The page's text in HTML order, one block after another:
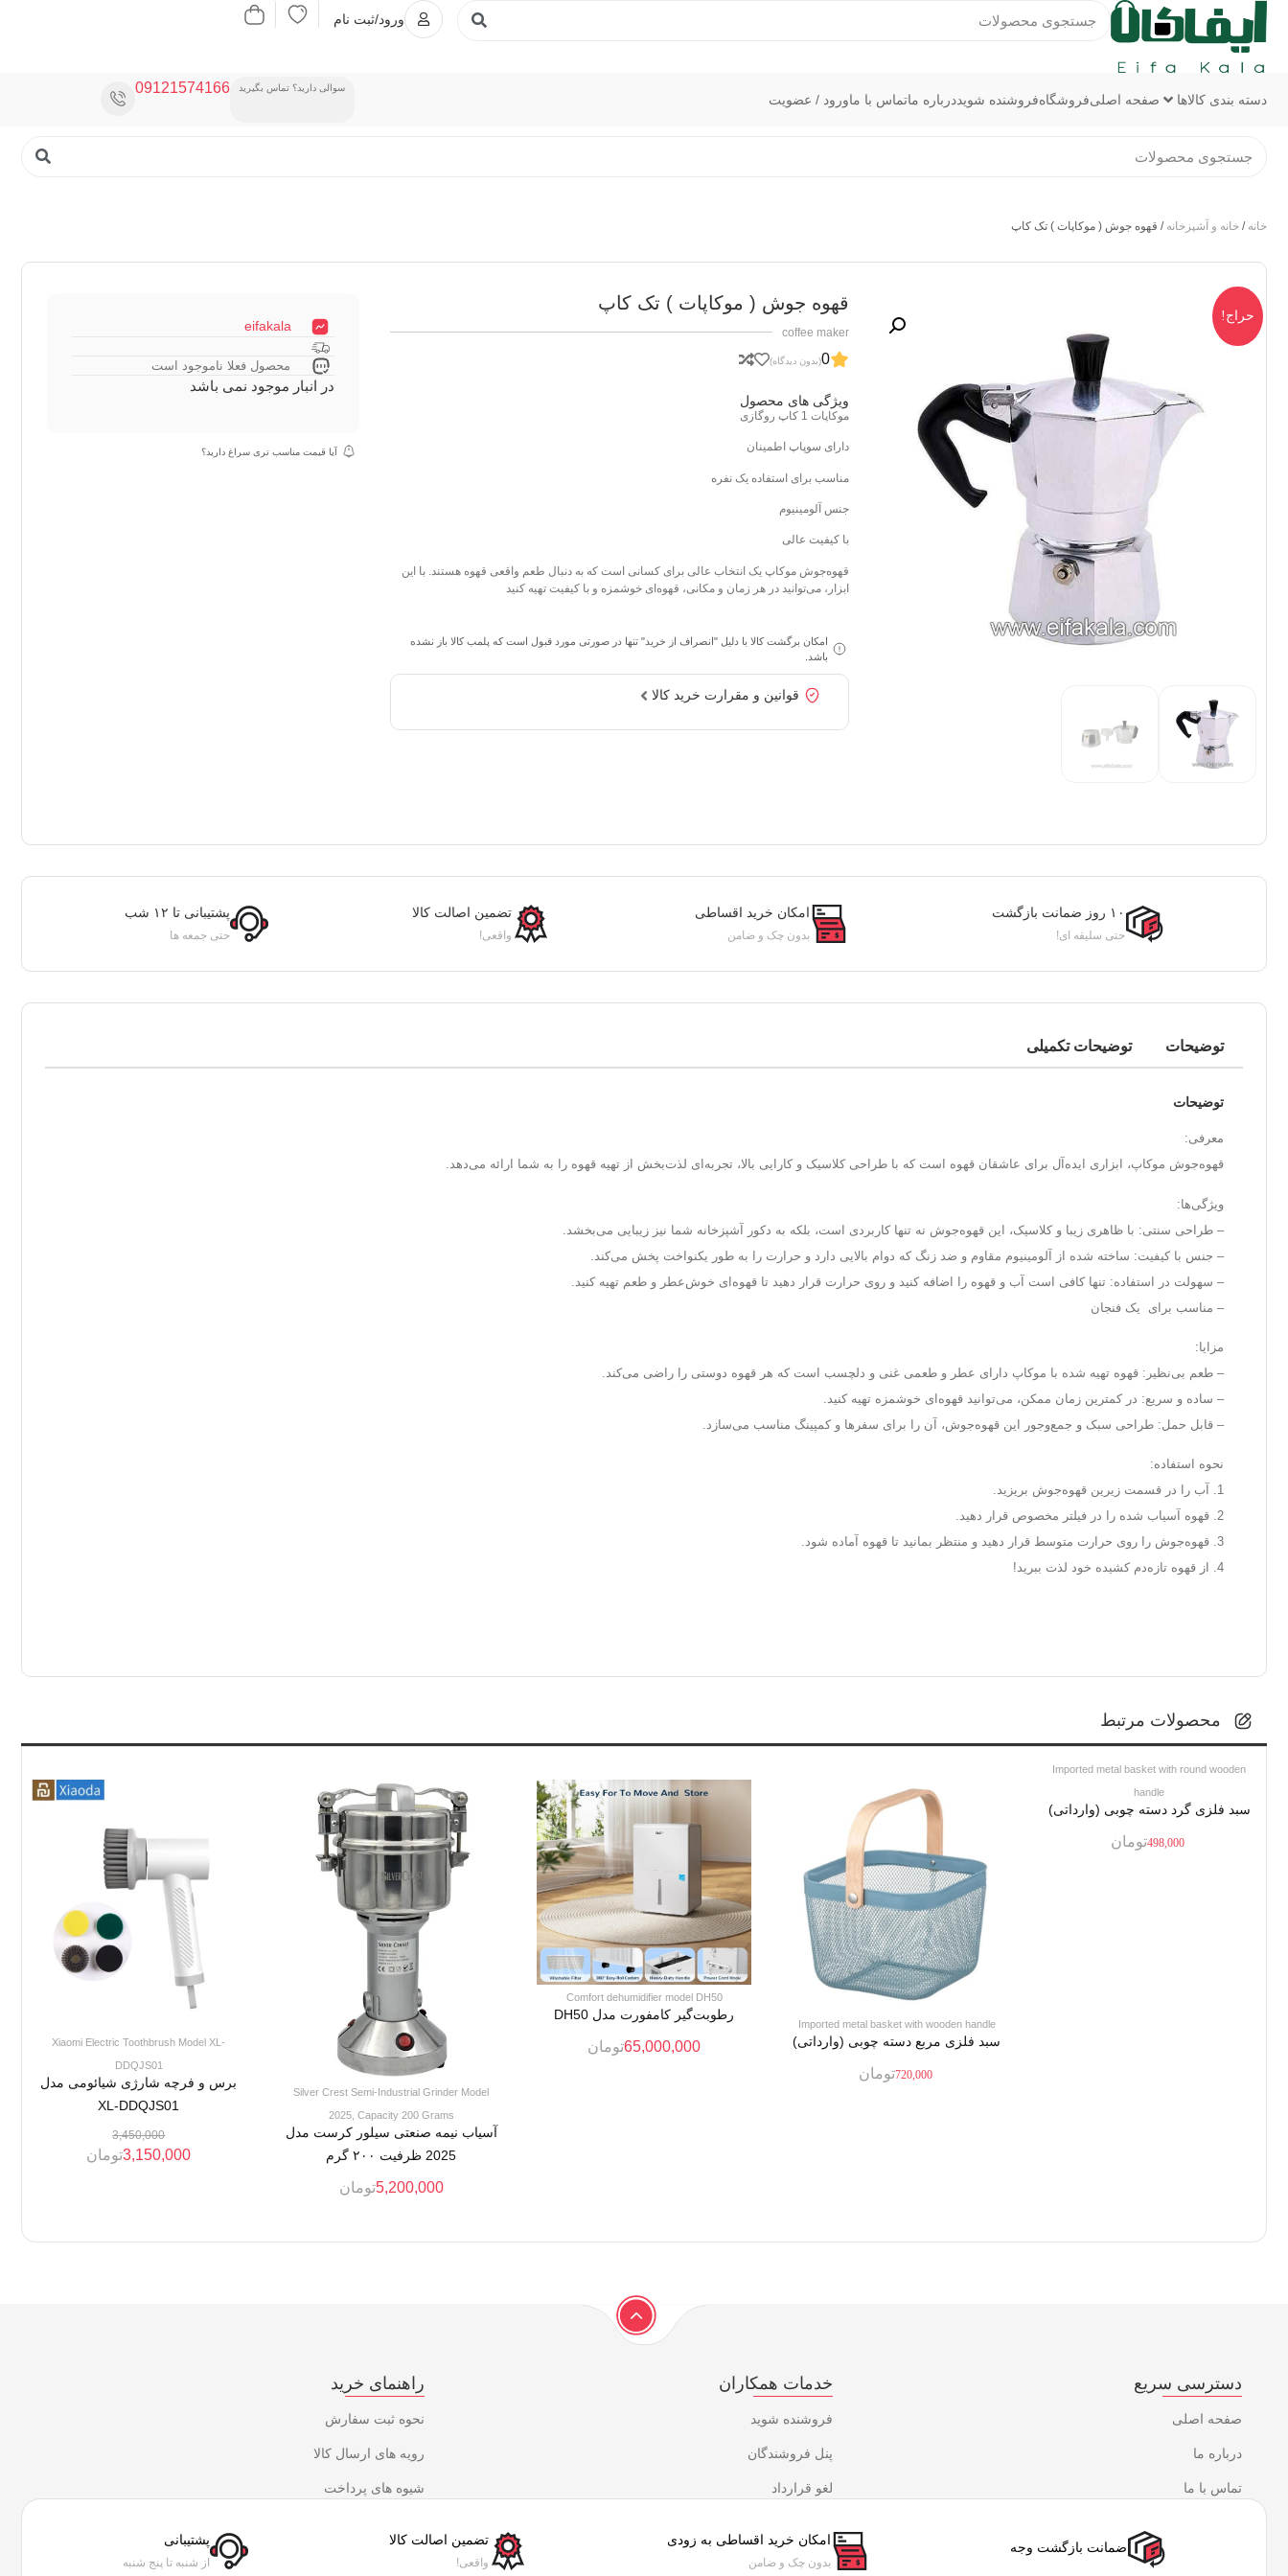
ورود/ثبت نام
دسته بندی کالاها صفحه اصلیفروشگاهفروشنده شویددرباره ماتماس با ماورود / عضویت
سوالی دارید؟ تماس بگیرید 09121574166
خانه / خانه و آشپزخانه / قهوه جوش ( موکاپات ) تک کاپ
حراج!
قهوه جوش ( موکاپات ) تک کاپ
coffee maker
0(بدون دیدگاه)
ویژگی های محصول
موکاپات 1 کاپ روگازی
دارای سوپاپ اطمینان
مناسب برای استفاده یک نفره
جنس آلومینیوم
با کیفیت عالی
قهوه‌جوش موکاپ یک انتخاب عالی برای کسانی است که به دنبال طعم واقعی قهوه هستند. با این
ابزار، می‌توانید در هر زمان و مکانی، قهوه‌ای خوشمزه و با کیفیت تهیه کنید
امکان برگشت کالا با دلیل "انصراف از خرید" تنها در صورتی مورد قبول است که پلمب کالا باز نشده
باشد.
قوانین و مقرارت خرید کالا
eifakala
محصول فعلا ناموجود است
در انبار موجود نمی باشد
آیا قیمت مناسب تری سراغ دارید؟
۱۰ روز ضمانت بازگشت
حتی سلیقه ای!
امکان خرید اقساطی
بدون چک و ضامن
تضمین اصالت کالا
واقعی!
پشتیبانی تا ۱۲ شب
حتی جمعه ها
توضیحات توضیحات تکمیلی
توضیحات
معرفی:
قهوه‌جوش موکاپ، ابزاری ایده‌آل برای عاشقان قهوه است که با طراحی کلاسیک و کارایی بالا، تجربه‌ای لذت‌بخش از تهیه قهوه را به شما ارائه می‌دهد.
ویژگی‌ها:
– طراحی سنتی: با ظاهری زیبا و کلاسیک، این قهوه‌جوش نه تنها کاربردی است، بلکه به دکور آشپزخانه شما نیز زیبایی می‌بخشد.
– جنس با کیفیت: ساخته شده از آلومینیوم مقاوم و ضد زنگ که دوام بالایی دارد و حرارت را به طور یکنواخت پخش می‌کند.
– سهولت در استفاده: تنها کافی است آب و قهوه را اضافه کنید و روی حرارت قرار دهید تا قهوه‌ای خوش‌عطر و طعم تهیه کنید.
– مناسب برای یک فنجان
مزایا:
– طعم بی‌نظیر: قهوه تهیه شده با موکاپ دارای عطر و طعمی غنی و دلچسب است که هر قهوه‌ دوستی را راضی می‌کند.
– ساده و سریع: در کمترین زمان ممکن، می‌توانید قهوه‌ای خوشمزه تهیه کنید.
– قابل حمل: طراحی سبک و جمع‌وجور این قهوه‌جوش، آن را برای سفرها و کمپینگ مناسب می‌سازد.
نحوه استفاده:
1. آب را در قسمت زیرین قهوه‌جوش بریزید.
2. قهوه آسیاب شده را در فیلتر مخصوص قرار دهید.
3. قهوه‌جوش را روی حرارت متوسط قرار دهید و منتظر بمانید تا قهوه آماده شود.
4. از قهوه تازه‌دم کشیده خود لذت ببرید!
محصولات مرتبط
Imported metal basket with round wooden
handle
سبد فلزی گرد دسته چوبی (وارداتی)
تومان
Imported metal basket with wooden handle
سبد فلزی مربع دسته چوبی (وارداتی)
720,000 تومان
Comfort dehumidifier model DH50
رطوبت‌گیر کامفورت مدل DH50
65,000,000تومان
Silver Crest Semi-Industrial Grinder Model
2025, Capacity 200 Grams
آسیاب نیمه صنعتی سیلور کرست مدل
2025 ظرفیت ۲۰۰ گرم
5,200,000تومان
Xiaomi Electric Toothbrush Model XL-
DDQJS01
برس و فرچه شارژی شیائومی مدل
XL-DDQJS01
3,450,000
3,150,000تومان
دسترسی سریع
صفحه اصلی
درباره ما
تماس با ما
خدمات همکاران
فروشنده شوید
پنل فروشندگان
لغو قرارداد
راهنمای خرید
نحوه ثبت سفارش
رویه های ارسال کالا
شیوه های پرداخت
ضمانت بازگشت وجه امکان خرید اقساطی به زودی
بدون چک و ضامن
تضمین اصالت کالا
واقعی!
پشتیبانی
از شنبه تا پنج شنبه